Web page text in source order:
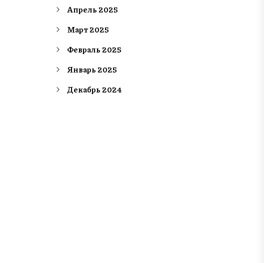
Апрель 2025
Март 2025
Февраль 2025
Январь 2025
Декабрь 2024